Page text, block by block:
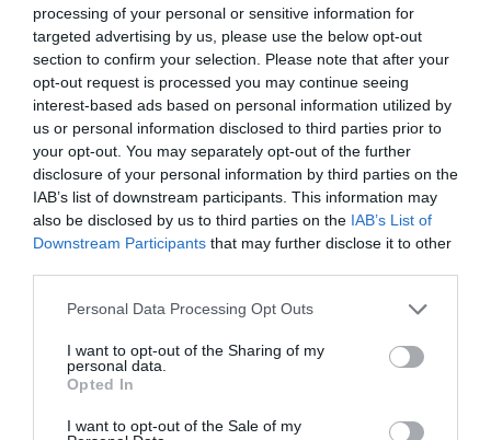
processing of your personal or sensitive information for
targeted advertising by us, please use the below opt-out
section to confirm your selection. Please note that after your
opt-out request is processed you may continue seeing
interest-based ads based on personal information utilized by
us or personal information disclosed to third parties prior to
your opt-out. You may separately opt-out of the further
disclosure of your personal information by third parties on the
IAB’s list of downstream participants. This information may
also be disclosed by us to third parties on the IAB’s List of
Downstream Participants that may further disclose it to other
Please note that this website/app uses one or more Google
not limited to your visit or usage behaviour. You may click to
grant or deny consent to Google and its third-party tags to
use your data for below specified purposes in below Google
consent section.
Personal Data Processing Opt Outs
I want to opt-out of the Sharing of my
personal data.
Opted In
I want to opt-out of the Sale of my